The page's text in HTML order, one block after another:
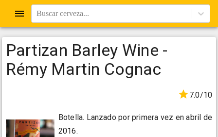
Buscar cerveza...
Partizan Barley Wine -
Rémy Martin Cognac
7.0/10
Botella. Lanzado por primera vez en abril de
2016.